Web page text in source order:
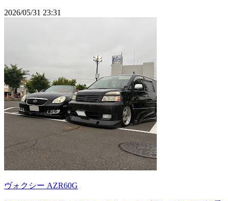
2026/05/31 23:31
ヴォクシー AZR60G